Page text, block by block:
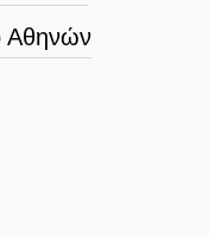
Αθηνών